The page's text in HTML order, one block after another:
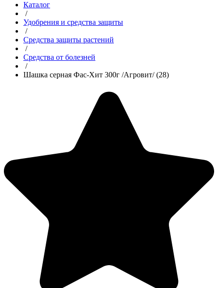
Каталог
/
Удобрения и средства защиты
/
Средства защиты растений
/
Средства от болезней
/
Шашка серная Фас-Хит 300г /Агровит/ (28)